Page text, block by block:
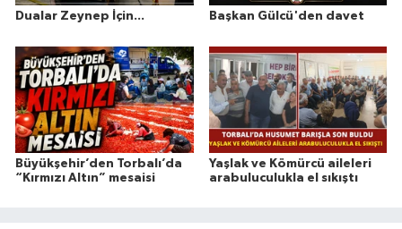
Dualar Zeynep İçin... Başkan Gülcü'den davet
Büyükşehir’den Torbalı’da
“Kırmızı Altın” mesaisi
Yaşlak ve Kömürcü aileleri
arabuluculukla el sıkıştı